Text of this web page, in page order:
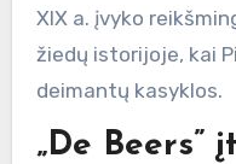
XIX a. įvyko
žiedų istorijoje, kai
deimantų kasyklos.
„De Beers”